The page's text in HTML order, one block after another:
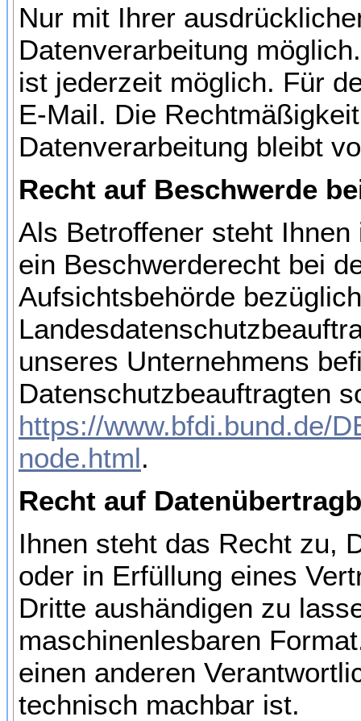
Nur mit Ihrer
Datenverarbeitung
ist jederzeit möglich. Für
E-Mail. Die
Datenverarbeitung bleibt
Recht auf Beschwerde
Als Betroffener steht
ein Beschwerderecht bei
Aufsichtsbehörde
unseres Unternehmens
Datenschutzbeauftragten
https://www.bfdi.bund.de/
node.html.
Recht auf
Ihnen steht das Recht zu,
oder in Erfüllung eines
Dritte aushändigen zu
maschinenlesbaren
einen anderen
technisch machbar ist.